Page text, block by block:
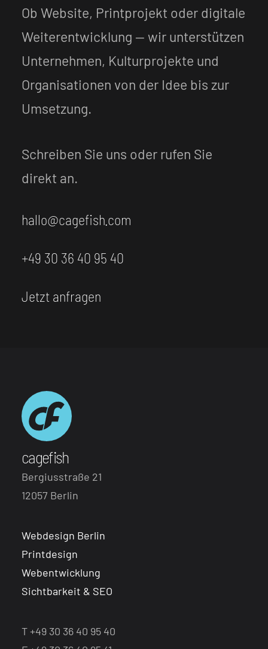
Ob Website, Printprojekt oder digitale
Weiterentwicklung — wir unterstützen
Unternehmen, Kulturprojekte und
Organisationen von der Idee bis zur
Umsetzung.
Schreiben Sie uns oder rufen Sie
direkt an.
hallo@cagefish.com
+49 30 36 40 95 40
Jetzt anfragen
cagefish
Bergiusstraße 21
12057 Berlin
Webdesign Berlin
Printdesign
Webentwicklung
Sichtbarkeit & SEO
T +49 30 36 40 95 40